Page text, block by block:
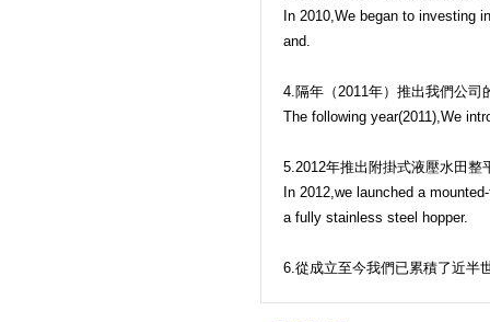
In 2010,We began to investing
and.
4.隔年（2011年）推出我們公司
The following year(2011),We
5.2012年推出附掛式液壓水田整
In 2012,we launched a
a fully stainless steel hopper.
6.從成立至今我們已累積了近半